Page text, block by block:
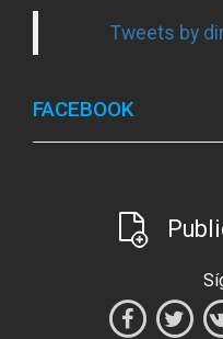
Tweets by
FACEBOOK